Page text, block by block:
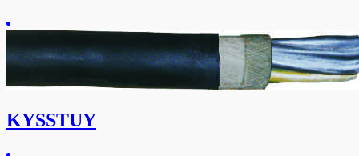
KYSSTUY